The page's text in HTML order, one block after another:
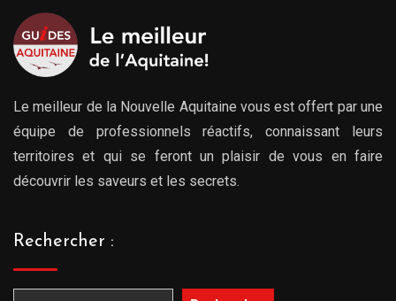
Le meilleur de la Nouvelle Aquitaine vous est offert par une
équipe de professionnels réactifs, connaissant leurs
territoires et qui se feront un plaisir de vous en faire
découvrir les saveurs et les secrets.
Rechercher :